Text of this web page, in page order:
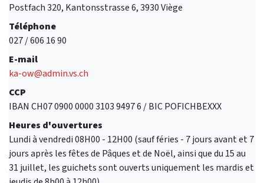
Postfach 320, Kantonsstrasse 6, 3930 Viège
Téléphone
027 / 606 16 90
E-mail
ka-ow@admin.vs.ch
CCP
IBAN CH07 0900 0000 3103 9497 6 / BIC POFICHBEXXX
Heures d'ouvertures
Lundi à vendredi 08H00 - 12H00 (sauf féries - 7 jours avant et 7
jours après les fêtes de Pâques et de Noël, ainsi que du 15 au
31 juillet, les guichets sont ouverts uniquement les mardis et